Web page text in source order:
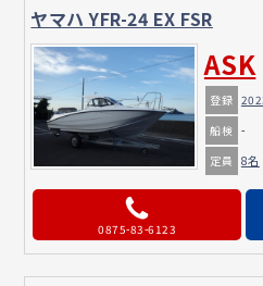
ヤマハ YFR-24 EX FSR
ASK
登録
船検 -
定員 8名
0875-83-6123